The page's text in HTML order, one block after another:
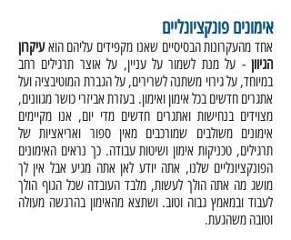
אימונים פונקציונליים
אחד מהעקרונות הבסיסיים שאנו מקפידים עליהם הואעיקרון
הגיוון - על מנת לשמור על עניין, על אוצר תרגילים רחב
במיוחד, על גירוי משתנה לשרירים, על הגברת המוטיבציה ועל
אתגרים חדשים בכל אימון ואימון. בעזרת אביזרי כושר מגוונים,
מצוידים בנחישות ואתגרים חדשים מדי יום, אנו מקיימים
אימונים משולבים שמורכבים מאין ספור ואריאציות של
תרגילים, טכניקות אימון ושיטות עבודה. כך נראים האימונים
הפונקציונליים שלנו, אתה יודע לאן אתה מגיע אבל אין לך
מושג מה אתה הולך לעשות, מלבד העובדה שכל הגוף הולך
לעבוד ובמאמץ גבוה וטוב. ושתצא מהאימון בהרגשה מעולה
וטובה משהגעת.